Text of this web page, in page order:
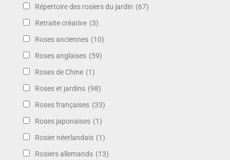
Répertoire des rosiers du jardin (67)
Retraite créative (3)
Roses anciennes (10)
Roses anglaises (59)
Roses de Chine (1)
Roses et jardins (98)
Roses françaises (33)
Roses japonaises (1)
Rosier néerlandais (1)
Rosiers allemands (13)